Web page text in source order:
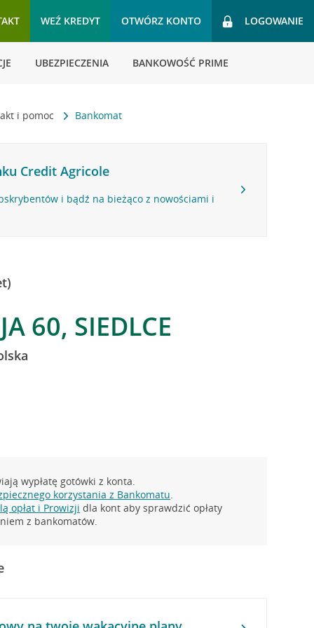
WEŹ KREDYT OTWÓRZ KONTO LOGOWANIE
UBEZPIECZENIA BANKOWOŚĆ PRIME
i pomoc Bankomat
Credit Agricole
i bądź na bieżąco z nowościami i
60, SIEDLCE
wypłatę gotówki z konta.
korzystania z Bankomatu.
opłat i Prowizji dla kont aby sprawdzić opłaty
z bankomatów.